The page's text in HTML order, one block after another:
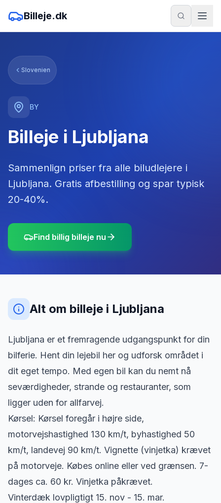
Billeje.dk
Slovenien
BY
Billeje i Ljubljana
Sammenlign priser fra alle biludlejere i
Ljubljana. Gratis afbestilling og spar typisk
20-40%.
Find billig billeje nu
Alt om billeje i Ljubljana
Ljubljana er et fremragende udgangspunkt for din
bilferie. Hent din lejebil her og udforsk området i
dit eget tempo. Med egen bil kan du nemt nå
seværdigheder, strande og restauranter, som
ligger uden for allfarvej.
Kørsel: Kørsel foregår i højre side,
motorvejshastighed 130 km/t, byhastighed 50
km/t, landevej 90 km/t. Vignette (vinjetka) krævet
på motorveje. Købes online eller ved grænsen. 7-
dages ca. 60 kr. Vinjetka påkrævet.
Vinterdæk lovpligtigt 15. nov - 15. mar.